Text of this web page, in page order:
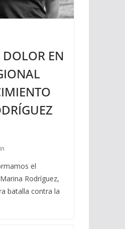
EN
el
Rodríguez,
batalla contra la